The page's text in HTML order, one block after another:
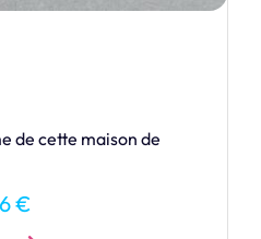
votre intérieur avec
design et clarté se